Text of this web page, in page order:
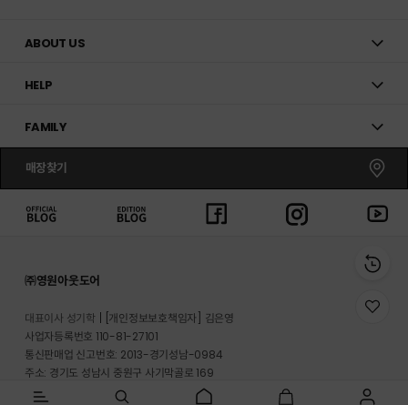
ABOUT US
HELP
FAMILY
매장찾기
㈜영원아웃도어
대표이사 성기학
[개인정보보호책임자] 김은영
사업자등록번호 110-81-27101
통신판매업 신고번호: 2013-경기성남-0984
주소: 경기도 성남시 중원구 사기막골로 169
반송지 주소 : 경기도 이천시 마장면 프리미엄 아울렛로 33-20
위
이